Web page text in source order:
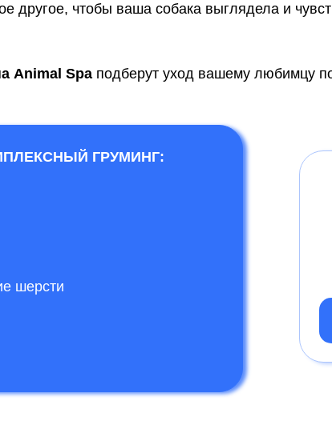
другое, чтобы ваша собака выглядела и
Animal Spa подберут уход вашему любимцу
ГРУМИНГ:
шерсти